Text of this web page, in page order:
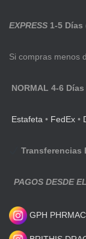
EXPRESS 1-5
Si compras menos
NORMAL 4-6
Estafeta • FedEx •
Transferencias
PAGOS DESDE
GPH